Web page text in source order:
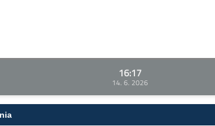
16:17
14. 6. 2026